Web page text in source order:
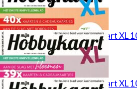
Mijn Hobbykaart XL
Mijn Hobbykaart XL